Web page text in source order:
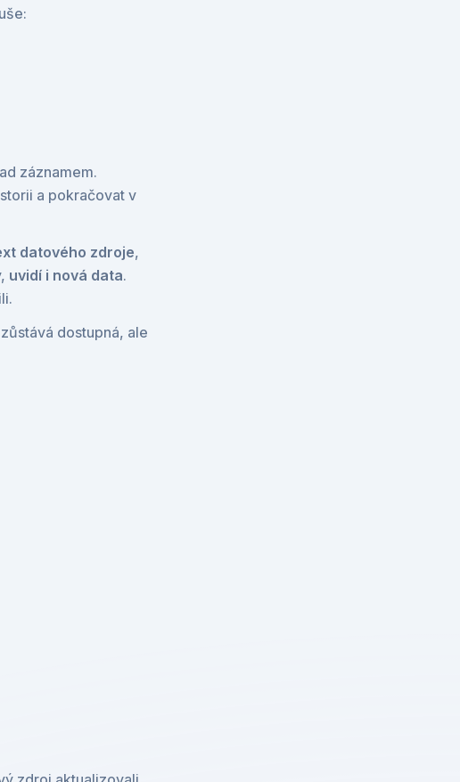
záznamem.
a pokračovat v
datového zdroje,
uvidí i nová data.